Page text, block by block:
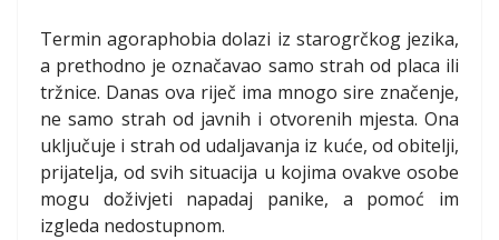
Termin agoraphobia dolazi iz starogrčkog jezika,
a prethodno je označavao samo strah od placa ili
tržnice. Danas ova riječ ima mnogo sire značenje,
ne samo strah od javnih i otvorenih mjesta. Ona
uključuje i strah od udaljavanja iz kuće, od obitelji,
prijatelja, od svih situacija u kojima ovakve osobe
mogu doživjeti napadaj panike, a pomoć im
izgleda nedostupnom.